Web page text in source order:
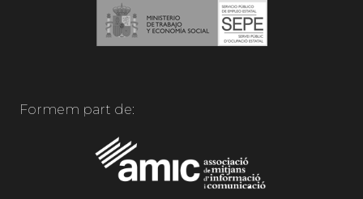
Formem part de: